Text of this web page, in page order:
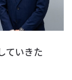
ていきた